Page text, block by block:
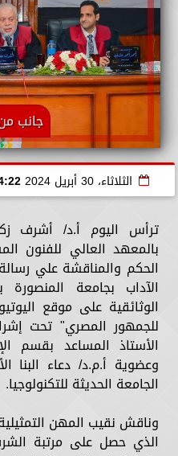
جانب
الثلاثاء، 30 أبريل 2024
ترأس اليوم أ.د/ أشرف
بالمعهد العالي للفنون
الحكم والمناقشة علي
الآداب بجامعة المنصورة
الوثائقية على موقع
للجمهور المصري" تحت
الأستاذ المساعد بقسم
وعضوية أ.م.د/ دعاء البنا
الجامعة الحديثة للتكنولوجيا.
وناقش نقيب المهن
الذي حصل على مرتبة